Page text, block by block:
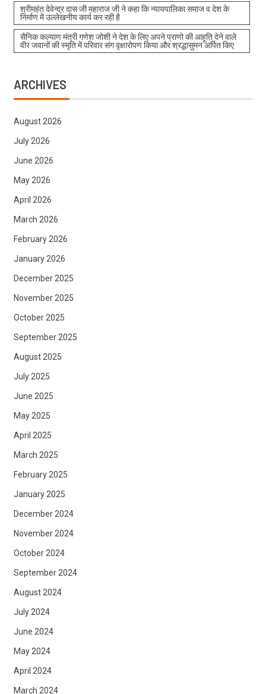
श्रीमहंत देवेन्द्र दास जी महाराज जी ने कहा कि न्यायपालिका समाज व देश के
निर्माण में उल्लेखनीय कार्य कर रही है
सैनिक कल्याण मंत्री गणेश जोशी ने देश के लिए अपने प्राणो की आहूति देने वाले
वीर जवानों की स्मृति में परिवार संग वृक्षारोपण किया और श्रद्धासुमन अर्पित किए
ARCHIVES
August 2026
July 2026
June 2026
May 2026
April 2026
March 2026
February 2026
January 2026
December 2025
November 2025
October 2025
September 2025
August 2025
July 2025
June 2025
May 2025
April 2025
March 2025
February 2025
January 2025
December 2024
November 2024
October 2024
September 2024
August 2024
July 2024
June 2024
May 2024
April 2024
March 2024